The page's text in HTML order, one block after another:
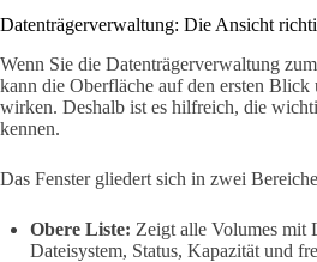
Datenträgerverwaltung: Die Ansicht
Wenn Sie die Datenträgerverwaltung
kann die Oberfläche auf den ersten Blick
wirken. Deshalb ist es hilfreich, die
kennen.
Das Fenster gliedert sich in zwei
Obere Liste: Zeigt alle Volumes mit
Dateisystem, Status, Kapazität und